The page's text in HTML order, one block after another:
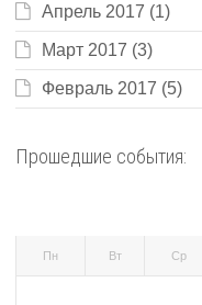
Апрель 2017 (1)
Март 2017 (3)
Февраль 2017 (5)
Прошедшие события:
Пн Вт Ср